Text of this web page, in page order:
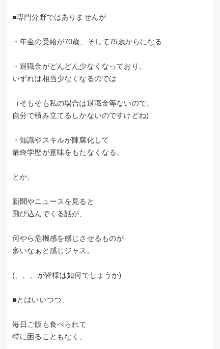
■専門分野ではありませんが
・年金の受給が70歳、そして75歳からになる
・退職金がどんどん少なくなっており、
いずれは相当少なくなるのでは
（そもそも私の場合は退職金等ないので、
自分で積み立てるしかないのですけどね)
・知識やスキルが陳腐化して
最終学歴が意味をもたなくなる、
とか、
新聞やニュースを見ると
飛び込んでくる話が、
何やら危機感を感じさせるものが
多いなぁと感じジャス。
(、、、が皆様は如何でしょうか)
■とはいいつつ、
毎日ご飯も食べられて
特に困ることもなく、